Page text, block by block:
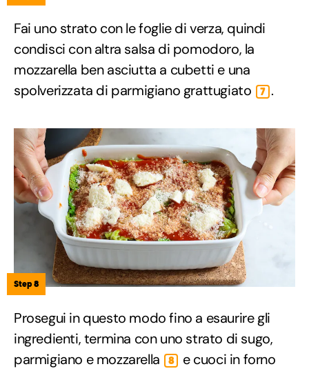
Fai uno strato con le foglie di verza, quindi
condisci con altra salsa di pomodoro, la
mozzarella ben asciutta a cubetti e una
spolverizzata di parmigiano grattugiato
7 .
Step 8
Prosegui in questo modo fino a esaurire gli
ingredienti, termina con uno strato di sugo,
parmigiano e mozzarella
8 e cuoci in forno